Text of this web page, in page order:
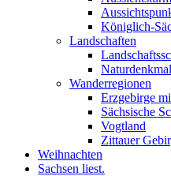
Königlich-
Landschaften
Naturdenkmal
Wanderregionen
Erzgebirge
Sächsische
Vogtland
Zittauer
Weihnachten
Sachsen liest.